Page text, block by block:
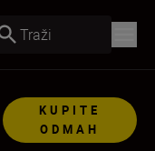
Traži
KUPITE
ODMAH